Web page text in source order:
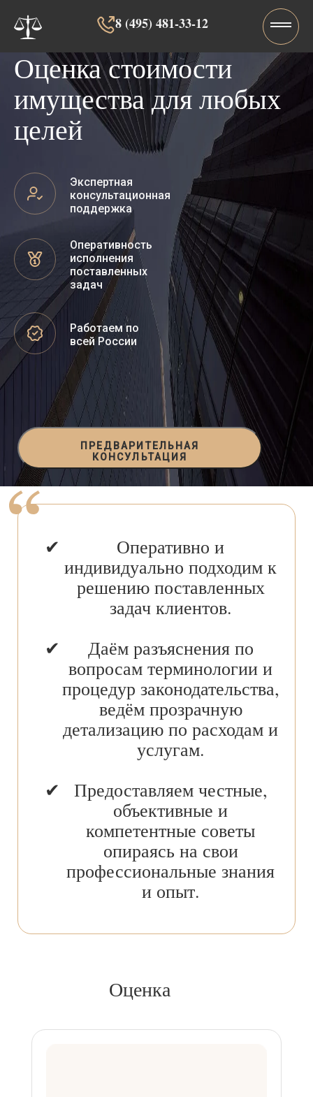
8 (495) 481-33-12‬‬
Оценка стоимости
имущества для любых
целей
Экспертная
консультационная
поддержка
Оперативность
исполнения
поставленных
задач
Работаем по
всей России
ПРЕДВАРИТЕЛЬНАЯ
КОНСУЛЬТАЦИЯ
Оперативно и
индивидуально подходим к
решению поставленных
задач клиентов.
Даём разъяснения по
вопросам терминологии и
процедур законодательства,
ведём прозрачную
детализацию по расходам и
услугам.
Предоставляем честные,
объективные и
компетентные советы
опираясь на свои
профессиональные знания
и опыт.
Оценка